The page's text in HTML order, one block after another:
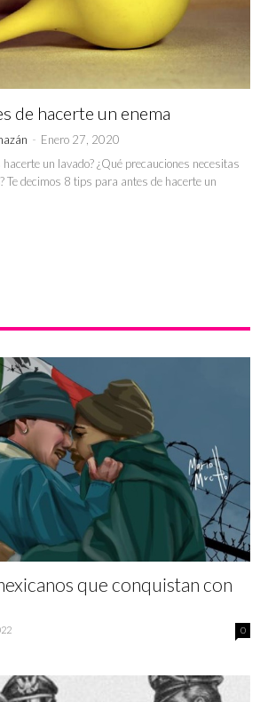
de hacerte un enema
- Enero 27, 2020
un lavado? ¿Qué precauciones necesitas
Te decimos 8 tips para antes de hacerte un
que conquistan con
0